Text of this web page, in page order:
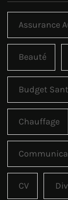
Assurance
Beauté
Budget
Chauffage
CV